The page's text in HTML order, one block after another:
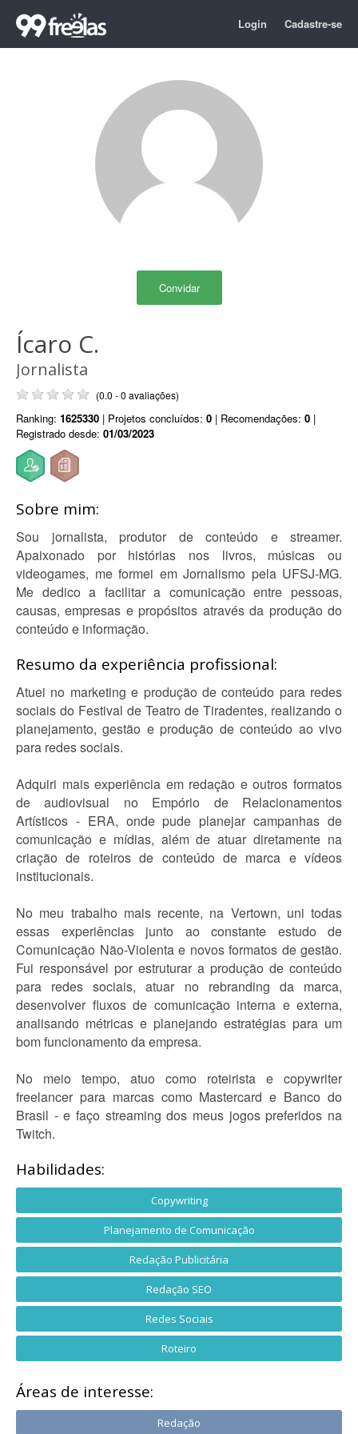
Login Cadastre-se
Convidar
Ícaro C.
Jornalista
(0.0 - 0 avaliações)
Ranking: 1625330 | Projetos concluídos: 0 | Recomendações: 0 |
Registrado desde: 01/03/2023
Sobre mim:
Sou jornalista, produtor de conteúdo e streamer.
Apaixonado por histórias nos livros, músicas ou
videogames, me formei em Jornalismo pela UFSJ-MG.
Me dedico a facilitar a comunicação entre pessoas,
causas, empresas e propósitos através da produção do
conteúdo e informação.
Resumo da experiência profissional:
Atuei no marketing e produção de conteúdo para redes
sociais do Festival de Teatro de Tiradentes, realizando o
planejamento, gestão e produção de conteúdo ao vivo
para redes sociais.
Adquiri mais experiência em redação e outros formatos
de audiovisual no Empório de Relacionamentos
Artísticos - ERA, onde pude planejar campanhas de
comunicação e mídias, além de atuar diretamente na
criação de roteiros de conteúdo de marca e vídeos
institucionais.
No meu trabalho mais recente, na Vertown, uni todas
essas experiências junto ao constante estudo de
Comunicação Não-Violenta e novos formatos de gestão.
Fui responsável por estruturar a produção de conteúdo
para redes sociais, atuar no rebranding da marca,
desenvolver fluxos de comunicação interna e externa,
analisando métricas e planejando estratégias para um
bom funcionamento da empresa.
No meio tempo, atuo como roteirista e copywriter
freelancer para marcas como Mastercard e Banco do
Brasil - e faço streaming dos meus jogos preferidos na
Twitch.
Habilidades:
Copywriting
Planejamento de Comunicação
Redação Publicitária
Redação SEO
Redes Sociais
Roteiro
Áreas de interesse:
Redação